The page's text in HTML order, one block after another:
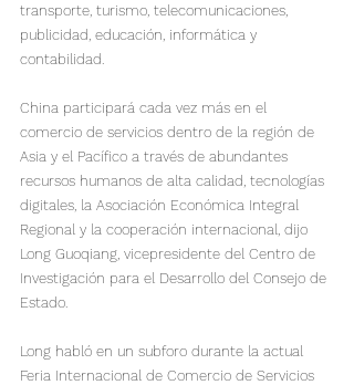
transporte, turismo, telecomunicaciones,
publicidad, educación, informática y
contabilidad.
China participará cada vez más en el
comercio de servicios dentro de la región de
Asia y el Pacífico a través de abundantes
recursos humanos de alta calidad, tecnologías
digitales, la Asociación Económica Integral
Regional y la cooperación internacional, dijo
Long Guoqiang, vicepresidente del Centro de
Investigación para el Desarrollo del Consejo de
Estado.
Long habló en un subforo durante la actual
Feria Internacional de Comercio de Servicios